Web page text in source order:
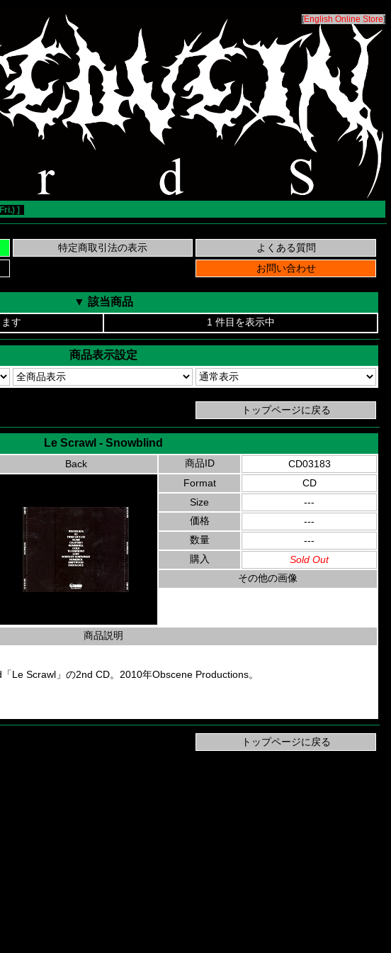
[English Online Store]
]
▼ 該当商品
す 1 件目を表示中
商品表示設定
Le Scrawl - Snowblind
Back 商品ID
CD03183
Format
CD
Size
---
価格
---
数量
---
購入
Sold Out
その他の画像
商品説明
Le Scrawl」の2nd CD。2010年Obscene Productions。